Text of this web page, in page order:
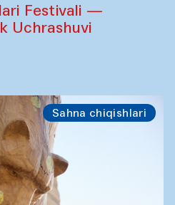
Festivali —
Uchrashuvi
Sahna chiqishlari